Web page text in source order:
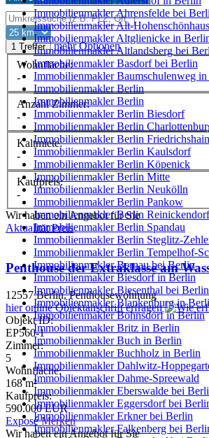
Immobilienmakler Ahrensfelde bei
Immobilienmakler Alt-
Immobilienmakler Altglienicke in
Immobilienmakler Altlandsberg bei
Immobilienmakler Basdorf bei Berlin
Immobilienmakler Baumschulenweg
Immobilienmakler Berlin
Immobilienmakler Berlin
Immobilienmakler Berlin Biesdorf
Immobilienmakler Berlin
Immobilienmakler Berlin
Immobilienmakler Berlin Kaulsdorf
Immobilienmakler Berlin Köpenick
Immobilienmakler Berlin Mitte
Immobilienmakler Berlin Neukölln
Immobilienmakler Berlin Pankow
Immobilienmakler Berlin Reinickendorf
Immobilienmakler Berlin Spandau
Immobilienmakler Berlin Steglitz-
Immobilienmakler Berlin Tempelhof-
Immobilienmakler Bernau bei Berlin
Immobilienmakler Biesdorf in Berlin
Immobilienmakler Biesenthal bei Berlin
Immobilienmakler Blankenburg in
Immobilienmakler Bohnsdorf in Berlin
Immobilienmakler Britz in Berlin
Immobilienmakler Buch in Berlin
Immobilienmakler Buchholz in Berlin
Immobilienmakler Dahlwitz-
Immobilienmakler Dahme-Spreewald
Immobilienmakler Eberswalde bei
Immobilienmakler Eggersdorf bei
Immobilienmakler Erkner bei Berlin
Immobilienmakler Falkenberg bei
1 Treffer
mehr Optionen
Wohnfläche:
-
Anzahl Zimmer:
-
Kaltmiete:
-
Kaufpreis:
-
Wir haben ein Angebot für Sie
AktualitätPreis
Penthouse der Extraklasse am
12557 Berlin, Penthousewohnung
hieronline Objektanschrift erfragen
Objekt ID:
EP560-1
Zimmer:
5
Wohnfläche:
168 m²
Kaufpreis:
590.000 EUR
ExposéMerken
Wir haben ein Angebot für Sie